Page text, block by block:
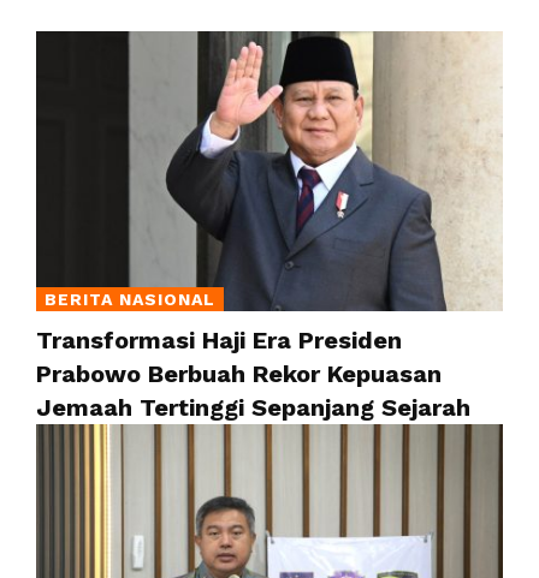
BERITA NASIONAL
Transformasi Haji Era Presiden
Prabowo Berbuah Rekor Kepuasan
Jemaah Tertinggi Sepanjang Sejarah